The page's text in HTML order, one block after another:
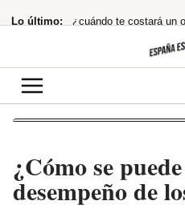
al Lo último: ¿cuándo te costará un
¿Quién la invitó y por
¿Cómo se
desempeño de